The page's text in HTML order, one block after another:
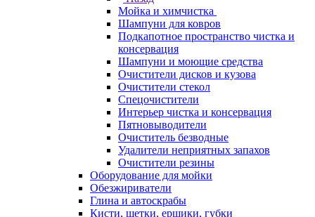
Мойка и химчистка
Шампуни для ковров
Подкапотное пространство чистка и
консервация
Шампуни и моющие средства
Очистители дисков и кузова
Очистители стекол
Спецочистители
Интерьер чистка и консервация
Пятновыводители
Очиститель безводные
Удалители неприятных запахов
Очистители резины
Оборудование для мойки
Обезжириватели
Глина и автоскрабы
Кисти, щетки, ершики, губки